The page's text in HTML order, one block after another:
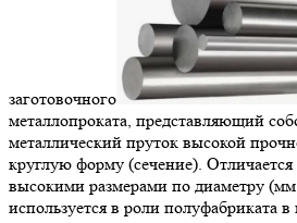
заготовочного
металлопроката, представляющий
металлический пруток высокой
круглую форму (сечение). Отличается
высокими размерами по диаметру
используется в роли полуфабриката